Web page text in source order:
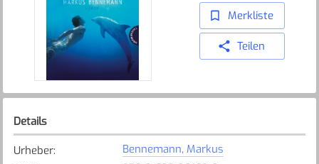
Merkliste
Teilen
Details
Urheber:
Bennemann, Markus